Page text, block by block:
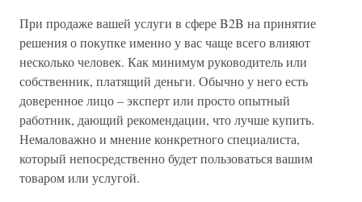
При продаже вашей услуги в сфере B2B на принятие
решения о покупке именно у вас чаще всего влияют
несколько человек. Как минимум руководитель или
собственник, платящий деньги. Обычно у него есть
доверенное лицо – эксперт или просто опытный
работник, дающий рекомендации, что лучше купить.
Немаловажно и мнение конкретного специалиста,
который непосредственно будет пользоваться вашим
товаром или услугой.